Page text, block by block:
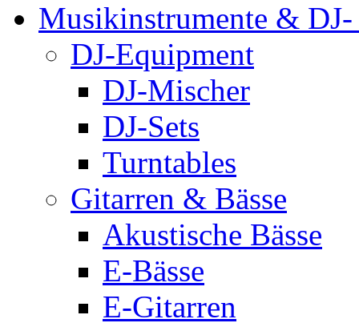
Musikinstrumente &
DJ-Equipment
DJ-Mischer
DJ-Sets
Turntables
Gitarren & Bässe
Akustische Bässe
E-Bässe
E-Gitarren